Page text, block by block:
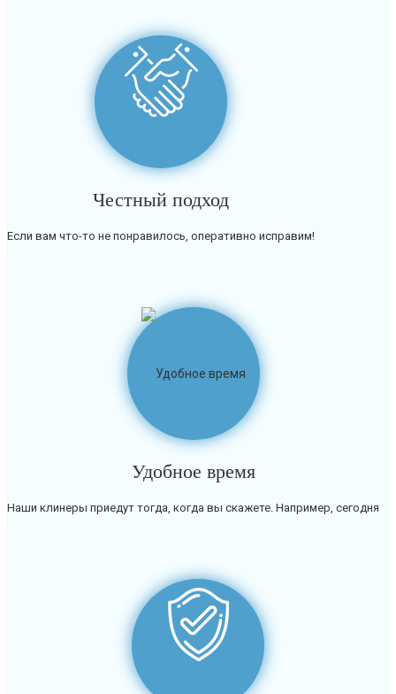
Честный подход
Если вам что-то не понравилось, оперативно исправим!
Удобное время
Наши клинеры приедут тогда, когда вы скажете. Например, сегодня